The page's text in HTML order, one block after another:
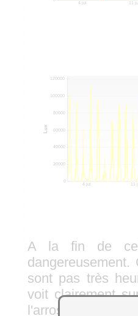
A la fin de
sont pas très
voit clairement
l'arrosage les